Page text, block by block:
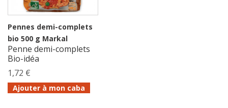
Pennes demi-complets
bio 500 g Markal
Penne demi-complets
Bio-idéa
1,72 €
Ajouter à mon caba